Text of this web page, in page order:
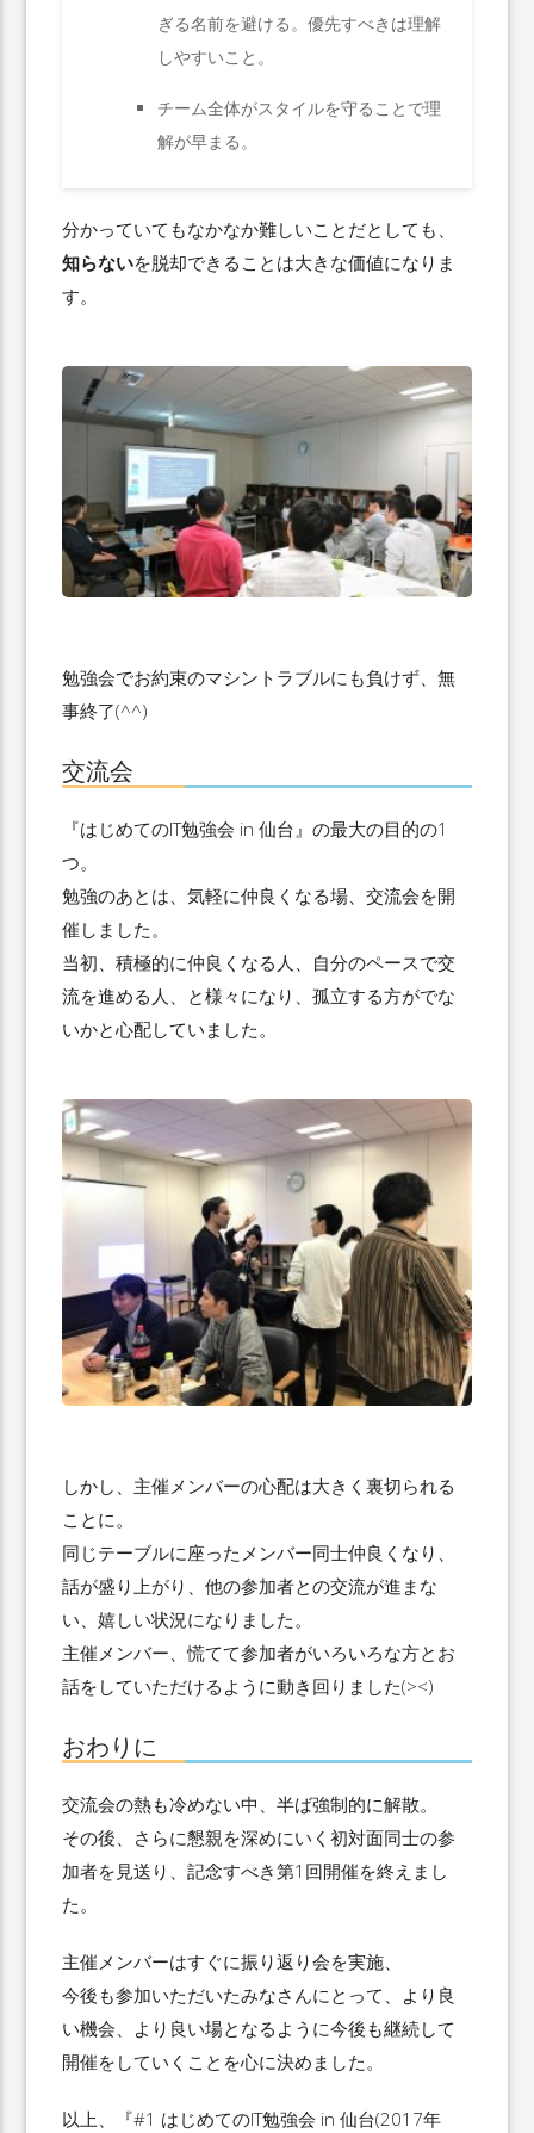
ぎる名前を避ける。優先すべきは理解
しやすいこと。
チーム全体がスタイルを守ることで理
解が早まる。
分かっていてもなかなか難しいことだとしても、
知らないを脱却できることは大きな価値になりま
す。
勉強会でお約束のマシントラブルにも負けず、無
事終了(^^)
交流会
『はじめてのIT勉強会 in 仙台』の最大の目的の1
つ。
勉強のあとは、気軽に仲良くなる場、交流会を開
催しました。
当初、積極的に仲良くなる人、自分のペースで交
流を進める人、と様々になり、孤立する方がでな
いかと心配していました。
しかし、主催メンバーの心配は大きく裏切られる
ことに。
同じテーブルに座ったメンバー同士仲良くなり、
話が盛り上がり、他の参加者との交流が進まな
い、嬉しい状況になりました。
主催メンバー、慌てて参加者がいろいろな方とお
話をしていただけるように動き回りました(><)
おわりに
交流会の熱も冷めない中、半ば強制的に解散。
その後、さらに懇親を深めにいく初対面同士の参
加者を見送り、記念すべき第1回開催を終えまし
た。
主催メンバーはすぐに振り返り会を実施、
今後も参加いただいたみなさんにとって、より良
い機会、より良い場となるように今後も継続して
開催をしていくことを心に決めました。
以上、『#1 はじめてのIT勉強会 in 仙台(2017年